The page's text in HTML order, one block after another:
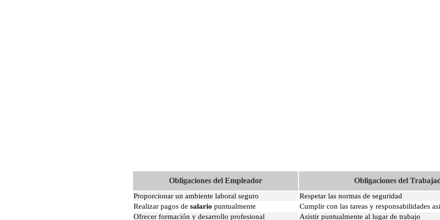
Obligaciones del Empleador Obligaciones del
Proporcionar un ambiente laboral seguro
Respetar las normas de seguridad
Realizar pagos de salario puntualmente
Cumplir con las tareas y responsabilidades
Ofrecer formación y desarrollo profesional
Asistir puntualmente al lugar de trabajo